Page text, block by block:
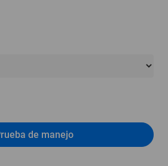
de manejo